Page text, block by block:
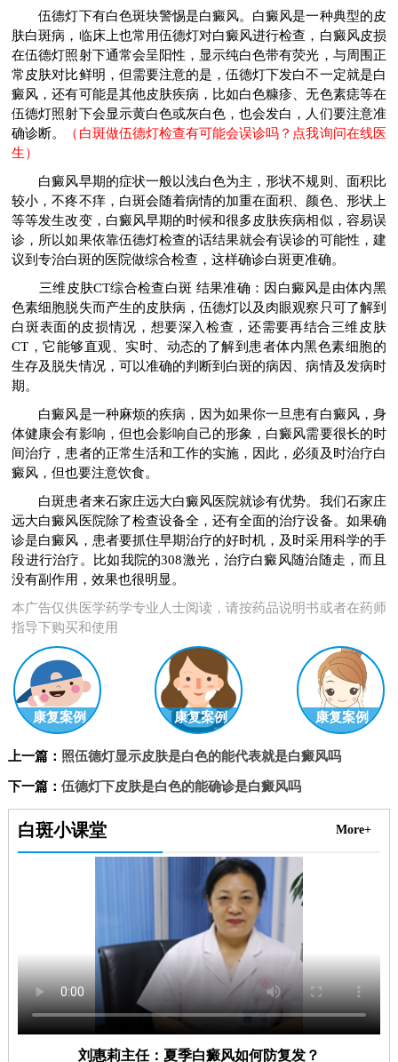
伍德灯下有白色斑块警惕是白癜风。白癜风是一种典型的皮
肤白斑病，临床上也常用伍德灯对白癜风进行检查，白癜风皮损
在伍德灯照射下通常会呈阳性，显示纯白色带有荧光，与周围正
常皮肤对比鲜明，但需要注意的是，伍德灯下发白不一定就是白
癜风，还有可能是其他皮肤疾病，比如白色糠疹、无色素痣等在
伍德灯照射下会显示黄白色或灰白色，也会发白，人们要注意准
确诊断。
（白斑做伍德灯检查有可能会误诊吗？点我询问在线医
生）
白癜风早期的症状一般以浅白色为主，形状不规则、面积比
较小，不疼不痒，白斑会随着病情的加重在面积、颜色、形状上
等等发生改变，白癜风早期的时候和很多皮肤疾病相似，容易误
诊，所以如果依靠伍德灯检查的话结果就会有误诊的可能性，建
议到专治白斑的医院做综合检查，这样确诊白斑更准确。
三维皮肤CT综合检查白斑 结果准确：因白癜风是由体内黑
色素细胞脱失而产生的皮肤病，伍德灯以及肉眼观察只可了解到
白斑表面的皮损情况，想要深入检查，还需要再结合三维皮肤
CT，它能够直观、实时、动态的了解到患者体内黑色素细胞的
生存及脱失情况，可以准确的判断到白斑的病因、病情及发病时
期。
白癜风是一种麻烦的疾病，因为如果你一旦患有白癜风，身
体健康会有影响，但也会影响自己的形象，白癜风需要很长的时
间治疗，患者的正常生活和工作的实施，因此，必须及时治疗白
癜风，但也要注意饮食。
白斑患者来石家庄远大白癜风医院就诊有优势。我们石家庄
远大白癜风医院除了检查设备全，还有全面的治疗设备。如果确
诊是白癜风，患者要抓住早期治疗的好时机，及时采用科学的手
段进行治疗。比如我院的308激光，治疗白癜风随治随走，而且
没有副作用，效果也很明显。
本广告仅供医学药学专业人士阅读，请按药品说明书或者在药师
指导下购买和使用
康复案例 康复案例 康复案例
上一篇： 照伍德灯显示皮肤是白色的能代表就是白癜风吗
下一篇： 伍德灯下皮肤是白色的能确诊是白癜风吗
白斑小课堂 More+
刘惠莉主任：夏季白癜风如何防复发？